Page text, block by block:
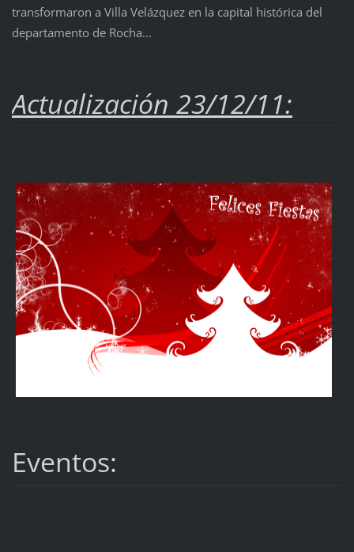
transformaron a Villa Velázquez en la capital histórica del
departamento de Rocha...
Actualización 23/12/11:
Eventos: